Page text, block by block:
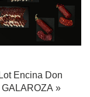
Encina Don
»